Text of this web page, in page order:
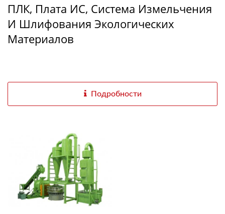
ПЛК, Плата ИС, Система Измельчения
И Шлифования Экологических
Материалов
Подробности